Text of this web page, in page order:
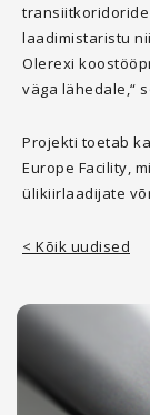
laadimistaristu
Olerexi
väga lähedale,“
Projekti toetab
Europe Facility,
ülikiirlaadijate
< Kõik uudised